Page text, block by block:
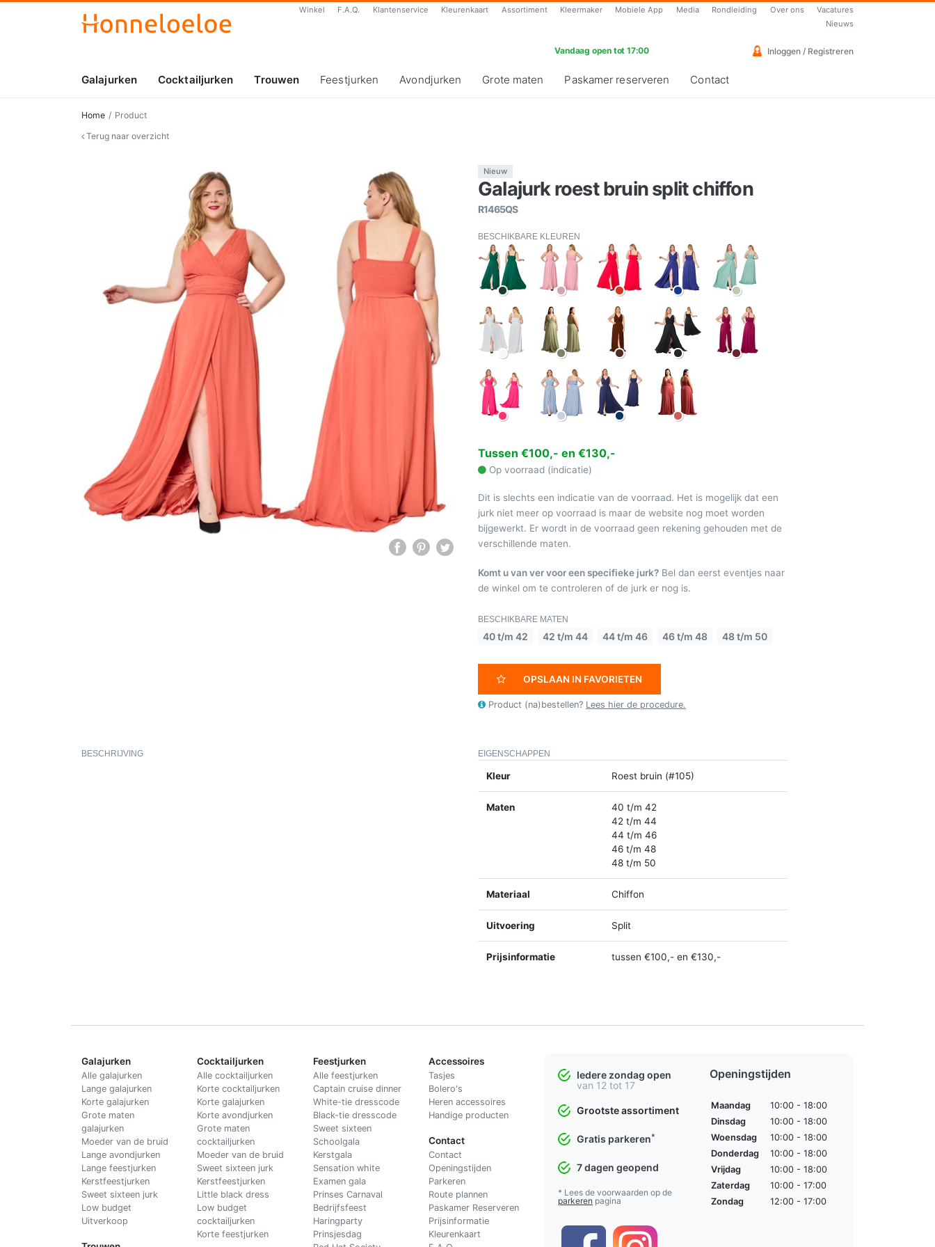
Winkel F.A.Q. Klantenservice Kleurenkaart Assortiment Kleermaker Mobiele App Media Rondleiding Over ons
Vacatures
Nieuws
Vandaag open tot 17:00 Inloggen / Registreren
Galajurken Cocktailjurken Trouwen Feestjurken Avondjurken Grote maten Paskamer reserveren Contact
Home
Product
Terug naar overzicht
Nieuw
Galajurk roest bruin split chiffon
R1465QS
BESCHIKBARE KLEUREN
Tussen €100,- en €130,-
Op voorraad (indicatie)
Dit is slechts een indicatie van de voorraad. Het is mogelijk dat een
jurk niet meer op voorraad is maar de website nog moet worden
bijgewerkt. Er wordt in de voorraad geen rekening gehouden met de
verschillende maten.
Komt u van ver voor een specifieke jurk? Bel dan eerst eventjes naar
de winkel om te controleren of de jurk er nog is.
BESCHIKBARE MATEN
40 t/m 42 42 t/m 44 44 t/m 46 46 t/m 48 48 t/m 50
OPSLAAN IN FAVORIETEN
Product (na)bestellen? Lees hier de procedure.
BESCHRIJVING EIGENSCHAPPEN
Kleur Roest bruin (#105)
Maten
40 t/m 42
42 t/m 44
44 t/m 46
46 t/m 48
48 t/m 50
Materiaal Chiffon
Uitvoering Split
Prijsinformatie tussen €100,- en €130,-
Galajurken
Alle galajurken
Lange galajurken
Korte galajurken
Grote maten
galajurken
Moeder van de bruid
Lange avondjurken
Lange feestjurken
Kerstfeestjurken
Sweet sixteen jurk
Low budget
Uitverkoop
Cocktailjurken
Alle cocktailjurken
Korte cocktailjurken
Korte galajurken
Korte avondjurken
Grote maten
cocktailjurken
Moeder van de bruid
Sweet sixteen jurk
Kerstfeestjurken
Little black dress
Low budget
cocktailjurken
Korte feestjurken
Feestjurken
Alle feestjurken
Captain cruise dinner
White-tie dresscode
Black-tie dresscode
Sweet sixteen
Schoolgala
Kerstgala
Sensation white
Examen gala
Prinses Carnaval
Bedrijfsfeest
Haringparty
Prinsjesdag
Accessoires
Tasjes
Bolero's
Heren accessoires
Handige producten
Contact
Contact
Openingstijden
Parkeren
Route plannen
Paskamer Reserveren
Prijsinformatie
Kleurenkaart
Iedere zondag open
van 12 tot 17
Grootste assortiment
Gratis parkeren*
7 dagen geopend
* Lees de voorwaarden op de
parkeren pagina
Openingstijden
Maandag
10:00 - 18:00
Dinsdag
10:00 - 18:00
Woensdag
10:00 - 18:00
Donderdag
10:00 - 18:00
Vrijdag
10:00 - 18:00
Zaterdag
10:00 - 17:00
Zondag
12:00 - 17:00